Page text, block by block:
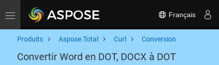
Toggle navigation Français
Produits Aspose.Total Curl Conversion
Convertir Word en DOT, DOCX à DOT